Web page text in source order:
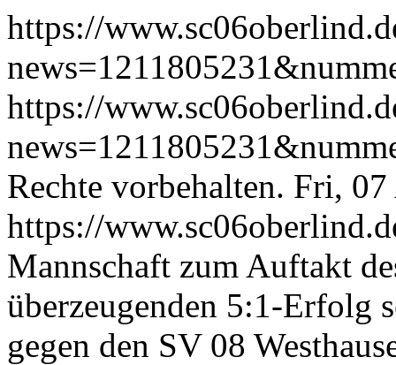
https://
https://
Rechte vorbehalten. Fri, 07
https://
Mannschaft zum Auftakt
überzeugenden 5:1-Erfolg
gegen den SV 08